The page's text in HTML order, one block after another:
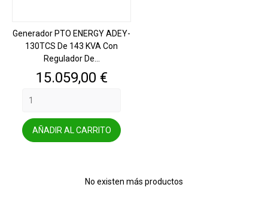
Generador PTO ENERGY ADEY-
130TCS De 143 KVA Con
Regulador De...
Precio
15.059,00 €
AÑADIR AL CARRITO
No existen más productos